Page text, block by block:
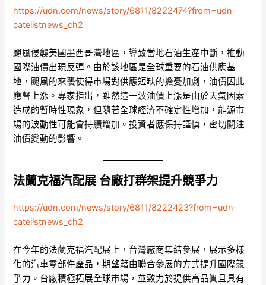
https://udn.com/news/story/6811/8222474?from=udn-
catelistnews_ch2
颶風侵襲美國墨西哥灣地區，導致當地石油生產中斷，推動
國際油價出現反彈。由於該地區是全球重要的石油供應基
地，颶風的來襲使得市場對供應短缺的擔憂加劇，油價因此
應聲上漲。專家指出，雖然這一波油價上漲是由於天氣因素
造成的暫時性現象，但隨著全球經濟不確定性增加，能源市
場的波動性可能會持續增加。投資者應保持謹慎，密切關注
油價變動的影響。
法蘭克福汽配展 台廠打群架提升競爭力
https://udn.com/news/story/6811/8222423?from=udn-
catelistnews_ch2
在今年的法蘭克福汽配展上，台灣廠商集結參展，展示多樣
化的汽車零部件產品，期望藉由聯合參展的方式提升國際競
爭力。台廠積極拓展全球市場，並致力於提供高品質且具有